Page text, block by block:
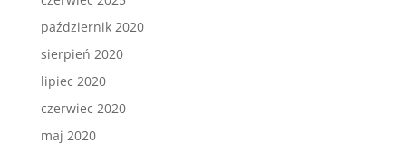
październik 2020
sierpień 2020
lipiec 2020
czerwiec 2020
maj 2020